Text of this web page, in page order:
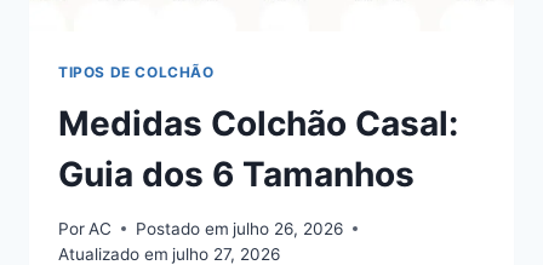
TIPOS DE COLCHÃO
Medidas Colchão Casal:
Guia dos 6 Tamanhos
PorAC Postado em julho 26, 2026
Atualizado em julho 27, 2026